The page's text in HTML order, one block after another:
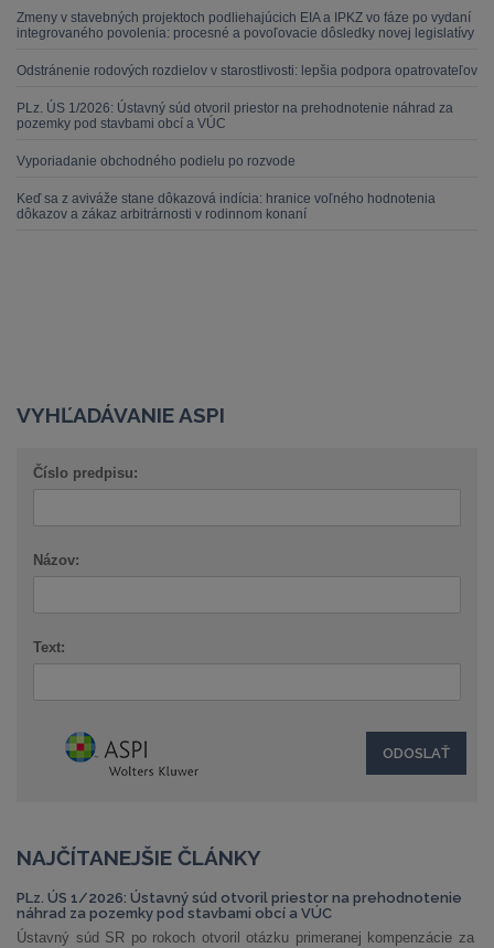
Zmeny v stavebných projektoch podliehajúcich EIA a IPKZ vo fáze po vydaní
integrovaného povolenia: procesné a povoľovacie dôsledky novej legislatívy
Odstránenie rodových rozdielov v starostlivosti: lepšia podpora opatrovateľov
PLz. ÚS 1/2026: Ústavný súd otvoril priestor na prehodnotenie náhrad za
pozemky pod stavbami obcí a VÚC
Vyporiadanie obchodného podielu po rozvode
Keď sa z aviváže stane dôkazová indícia: hranice voľného hodnotenia
dôkazov a zákaz arbitrárnosti v rodinnom konaní
VYHĽADÁVANIE ASPI
Číslo predpisu:
Názov:
Text:
NAJČÍTANEJŠIE ČLÁNKY
PLz. ÚS 1/2026: Ústavný súd otvoril priestor na prehodnotenie
náhrad za pozemky pod stavbami obcí a VÚC
Ústavný súd SR po rokoch otvoril otázku primeranej kompenzácie za